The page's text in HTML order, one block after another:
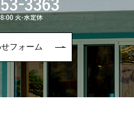
フォーム